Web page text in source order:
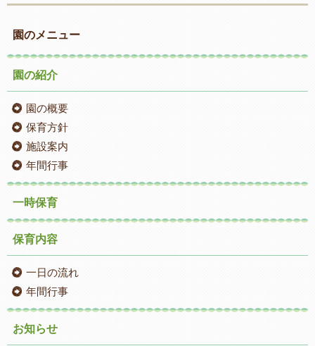
園のメニュー
園の紹介
園の概要
保育方針
施設案内
年間行事
一時保育
保育内容
一日の流れ
年間行事
お知らせ